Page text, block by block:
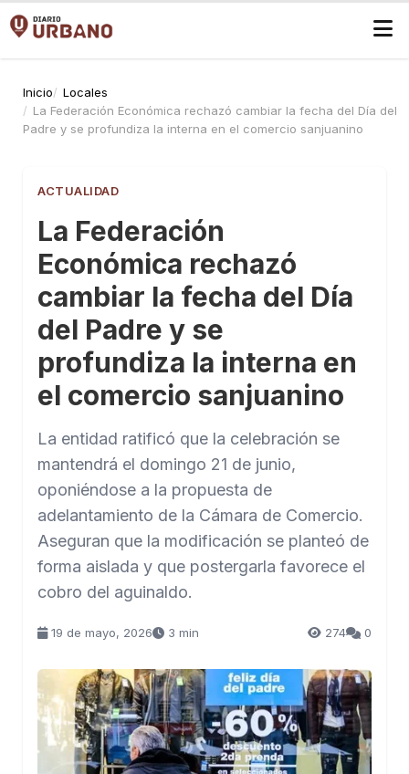
Inicio
Locales
La Federación Económica rechazó cambiar la fecha del Día del
Padre y se profundiza la interna en el comercio sanjuanino
ACTUALIDAD
La Federación
Económica rechazó
cambiar la fecha del Día
del Padre y se
profundiza la interna en
el comercio sanjuanino
La entidad ratificó que la celebración se
mantendrá el domingo 21 de junio,
oponiéndose a la propuesta de
adelantamiento de la Cámara de Comercio.
Aseguran que la modificación se planteó de
forma aislada y que postergarla favorece el
cobro del aguinaldo.
19 de mayo, 2026 3 min 274 0